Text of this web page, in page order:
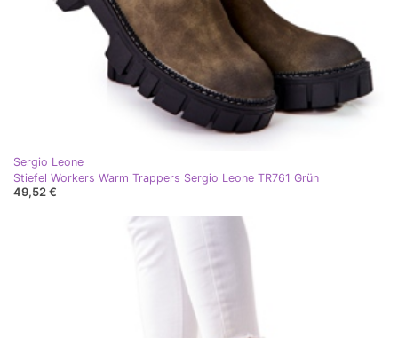
Sergio Leone
Stiefel Workers Warm Trappers Sergio Leone TR761 Grün
49,52 €